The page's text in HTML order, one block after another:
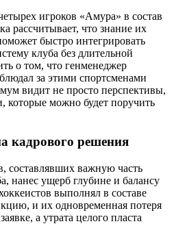
игроков «Амура» в состав
рассчитывает, что знание их
быстро интегрировать
клуба без длительной
о том, что генменеджер
за этими спортсменами
видит не просто перспективы,
которые можно будет поручить
кадрового решения
составлявших важную часть
нанес ущерб глубине и балансу
выполнял в составе
и их одновременная потеря
а утрата целого пласта